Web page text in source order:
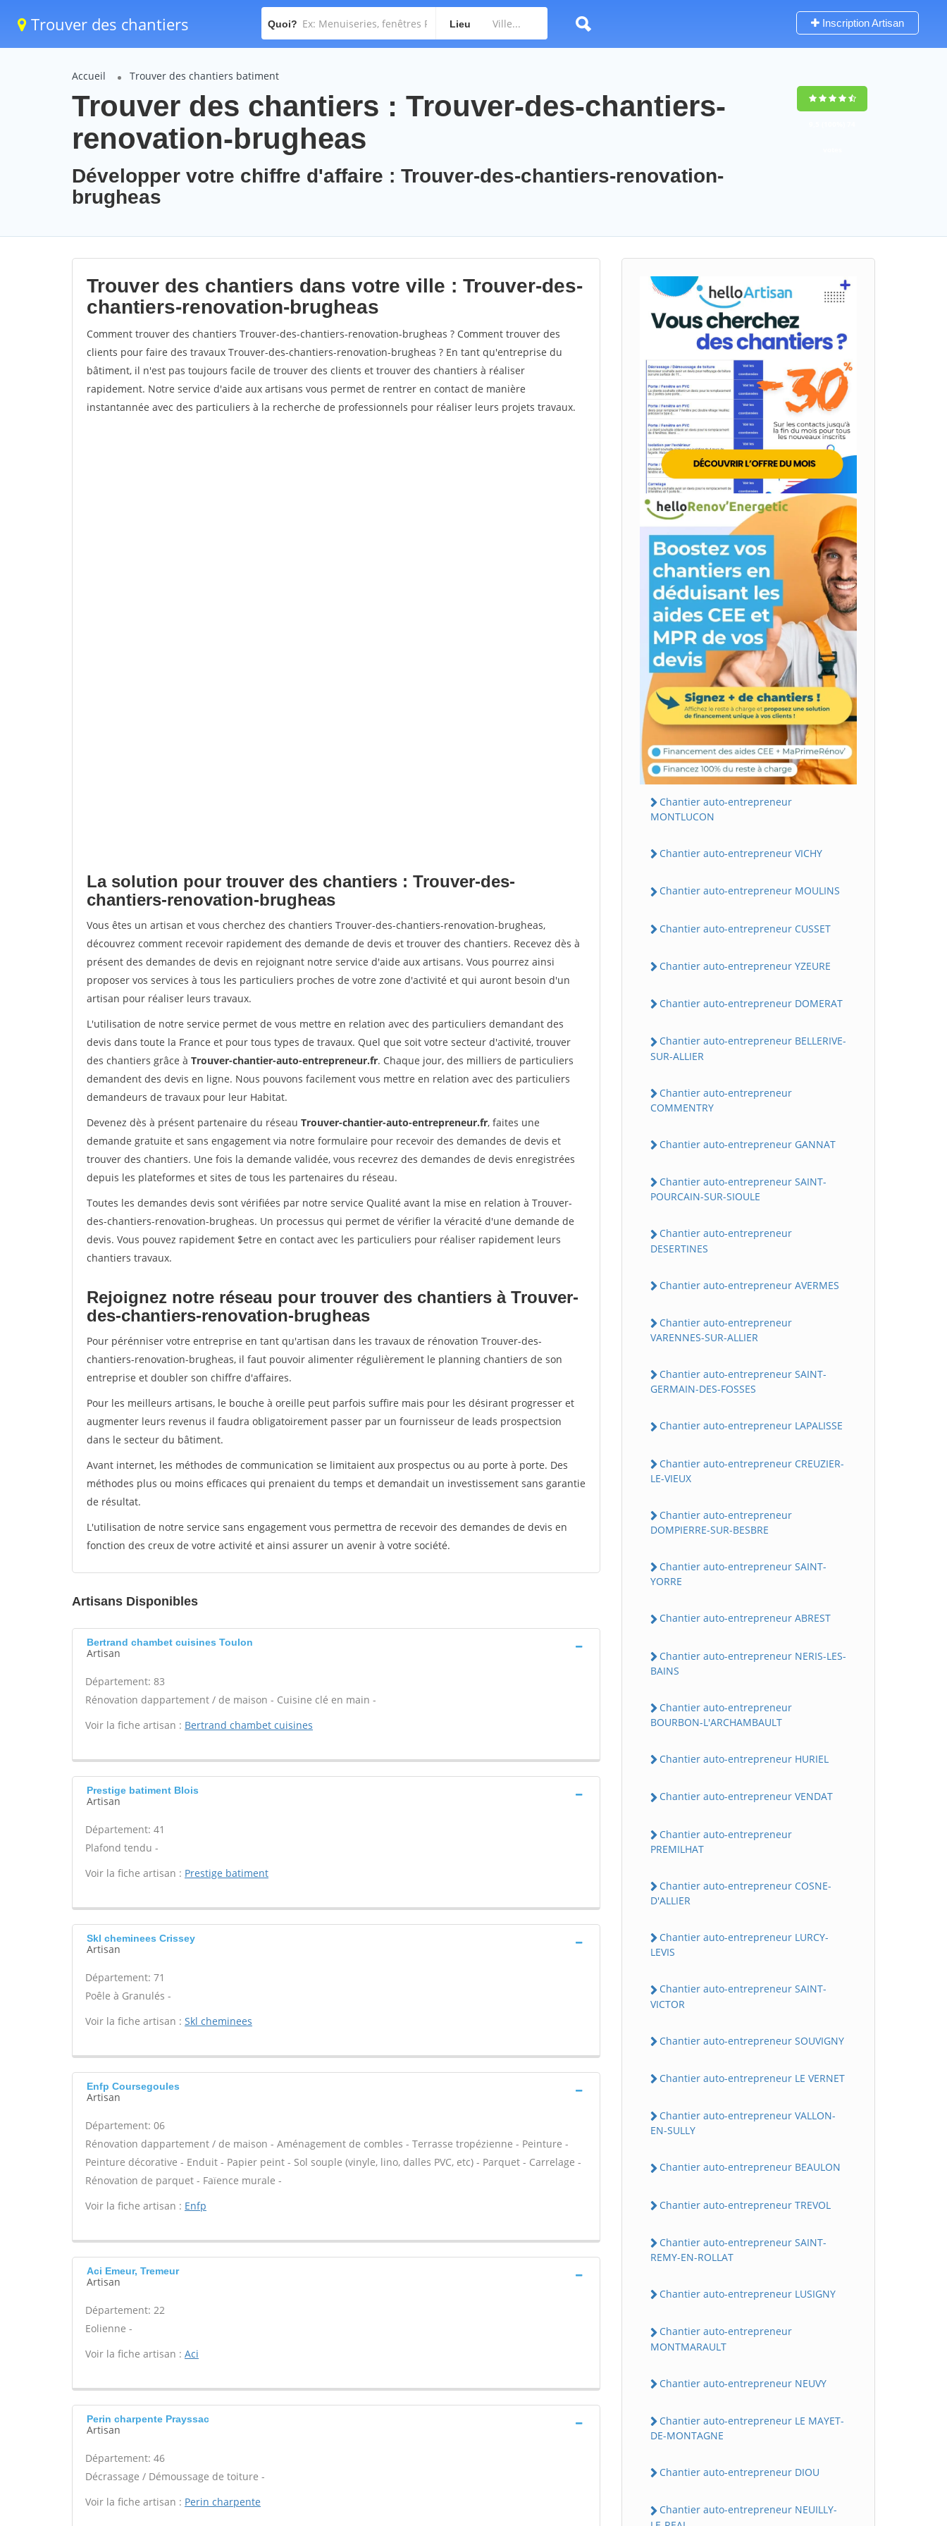
Trouver des chantiers Quoi? Lieu Inscription Artisan
Accueil Trouver des chantiers batiment
Trouver des chantiers : Trouver-des-chantiers-
renovation-brugheas
Développer votre chiffre d'affaire : Trouver-des-chantiers-renovation-
brugheas
Trouver des chantiers dans votre ville : Trouver-des-
chantiers-renovation-brugheas
Comment trouver des chantiers Trouver-des-chantiers-renovation-brugheas ? Comment trouver des
clients pour faire des travaux Trouver-des-chantiers-renovation-brugheas ? En tant qu'entreprise du
bâtiment, il n'est pas toujours facile de trouver des clients et trouver des chantiers à réaliser
rapidement. Notre service d'aide aux artisans vous permet de rentrer en contact de manière
instantannée avec des particuliers à la recherche de professionnels pour réaliser leurs projets travaux.
La solution pour trouver des chantiers : Trouver-des-
chantiers-renovation-brugheas
Vous êtes un artisan et vous cherchez des chantiers Trouver-des-chantiers-renovation-brugheas,
découvrez comment recevoir rapidement des demande de devis et trouver des chantiers. Recevez dès à
présent des demandes de devis en rejoignant notre service d'aide aux artisans. Vous pourrez ainsi
proposer vos services à tous les particuliers proches de votre zone d'activité et qui auront besoin d'un
artisan pour réaliser leurs travaux.
L'utilisation de notre service permet de vous mettre en relation avec des particuliers demandant des
devis dans toute la France et pour tous types de travaux. Quel que soit votre secteur d'activité, trouver
des chantiers grâce à Trouver-chantier-auto-entrepreneur.fr. Chaque jour, des milliers de particuliers
demandent des devis en ligne. Nous pouvons facilement vous mettre en relation avec des particuliers
demandeurs de travaux pour leur Habitat.
Devenez dès à présent partenaire du réseau Trouver-chantier-auto-entrepreneur.fr, faites une
demande gratuite et sans engagement via notre formulaire pour recevoir des demandes de devis et
trouver des chantiers. Une fois la demande validée, vous recevrez des demandes de devis enregistrées
depuis les plateformes et sites de tous les partenaires du réseau.
Toutes les demandes devis sont vérifiées par notre service Qualité avant la mise en relation à Trouver-
des-chantiers-renovation-brugheas. Un processus qui permet de vérifier la véracité d'une demande de
devis. Vous pouvez rapidement $etre en contact avec les particuliers pour réaliser rapidement leurs
chantiers travaux.
Rejoignez notre réseau pour trouver des chantiers à Trouver-
des-chantiers-renovation-brugheas
Pour pérénniser votre entreprise en tant qu'artisan dans les travaux de rénovation Trouver-des-
chantiers-renovation-brugheas, il faut pouvoir alimenter régulièrement le planning chantiers de son
entreprise et doubler son chiffre d'affaires.
Pour les meilleurs artisans, le bouche à oreille peut parfois suffire mais pour les désirant progresser et
augmenter leurs revenus il faudra obligatoirement passer par un fournisseur de leads prospectsion
dans le secteur du bâtiment.
Avant internet, les méthodes de communication se limitaient aux prospectus ou au porte à porte. Des
méthodes plus ou moins efficaces qui prenaient du temps et demandait un investissement sans garantie
de résultat.
L'utilisation de notre service sans engagement vous permettra de recevoir des demandes de devis en
fonction des creux de votre activité et ainsi assurer un avenir à votre société.
Artisans Disponibles
Bertrand chambet cuisines Toulon
Artisan
Département: 83
Rénovation dappartement / de maison - Cuisine clé en main -
Voir la fiche artisan : Bertrand chambet cuisines
Prestige batiment Blois
Artisan
Département: 41
Plafond tendu -
Voir la fiche artisan : Prestige batiment
Skl cheminees Crissey
Artisan
Département: 71
Poêle à Granulés -
Voir la fiche artisan : Skl cheminees
Enfp Coursegoules
Artisan
Département: 06
Rénovation dappartement / de maison - Aménagement de combles - Terrasse tropézienne - Peinture -
Peinture décorative - Enduit - Papier peint - Sol souple (vinyle, lino, dalles PVC, etc) - Parquet - Carrelage -
Rénovation de parquet - Faïence murale -
Voir la fiche artisan : Enfp
Aci Emeur, Tremeur
Artisan
Département: 22
Eolienne -
Voir la fiche artisan : Aci
Perin charpente Prayssac
Artisan
Département: 46
Décrassage / Démoussage de toiture -
Voir la fiche artisan : Perin charpente
Chantier auto-entrepreneur
MONTLUCON
Chantier auto-entrepreneur VICHY
Chantier auto-entrepreneur MOULINS
Chantier auto-entrepreneur CUSSET
Chantier auto-entrepreneur YZEURE
Chantier auto-entrepreneur DOMERAT
Chantier auto-entrepreneur BELLERIVE-
SUR-ALLIER
Chantier auto-entrepreneur
COMMENTRY
Chantier auto-entrepreneur GANNAT
Chantier auto-entrepreneur SAINT-
POURCAIN-SUR-SIOULE
Chantier auto-entrepreneur
DESERTINES
Chantier auto-entrepreneur AVERMES
Chantier auto-entrepreneur
VARENNES-SUR-ALLIER
Chantier auto-entrepreneur SAINT-
GERMAIN-DES-FOSSES
Chantier auto-entrepreneur LAPALISSE
Chantier auto-entrepreneur CREUZIER-
LE-VIEUX
Chantier auto-entrepreneur
DOMPIERRE-SUR-BESBRE
Chantier auto-entrepreneur SAINT-
YORRE
Chantier auto-entrepreneur ABREST
Chantier auto-entrepreneur NERIS-LES-
BAINS
Chantier auto-entrepreneur
BOURBON-L'ARCHAMBAULT
Chantier auto-entrepreneur HURIEL
Chantier auto-entrepreneur VENDAT
Chantier auto-entrepreneur
PREMILHAT
Chantier auto-entrepreneur COSNE-
D'ALLIER
Chantier auto-entrepreneur LURCY-
LEVIS
Chantier auto-entrepreneur SAINT-
VICTOR
Chantier auto-entrepreneur SOUVIGNY
Chantier auto-entrepreneur LE VERNET
Chantier auto-entrepreneur VALLON-
EN-SULLY
Chantier auto-entrepreneur BEAULON
Chantier auto-entrepreneur TREVOL
Chantier auto-entrepreneur SAINT-
REMY-EN-ROLLAT
Chantier auto-entrepreneur LUSIGNY
Chantier auto-entrepreneur
MONTMARAULT
Chantier auto-entrepreneur NEUVY
Chantier auto-entrepreneur LE MAYET-
DE-MONTAGNE
Chantier auto-entrepreneur DIOU
Chantier auto-entrepreneur NEUILLY-